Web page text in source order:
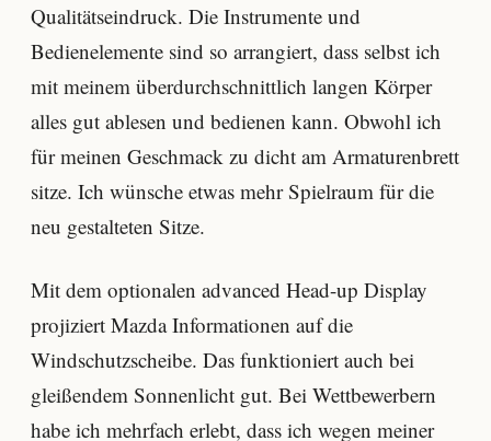
Qualitätseindruck. Die Instrumente und
Bedienelemente sind so arrangiert, dass selbst ich
mit meinem überdurchschnittlich langen Körper
alles gut ablesen und bedienen kann. Obwohl ich
für meinen Geschmack zu dicht am Armaturenbrett
sitze. Ich wünsche etwas mehr Spielraum für die
neu gestalteten Sitze.
Mit dem optionalen advanced Head-up Display
projiziert Mazda Informationen auf die
Windschutzscheibe. Das funktioniert auch bei
gleißendem Sonnenlicht gut. Bei Wettbewerbern
habe ich mehrfach erlebt, dass ich wegen meiner